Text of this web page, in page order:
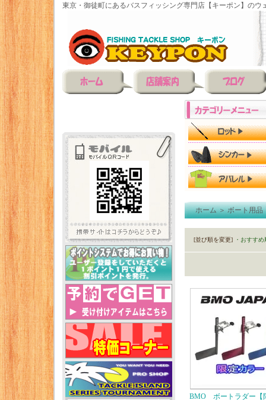
東京・御徒町にあるバスフィッシング専門店【キーポン】のウ
ホーム＞ボート用品
[並び順を変更] ・おすすめ
BMO ボートラダー【